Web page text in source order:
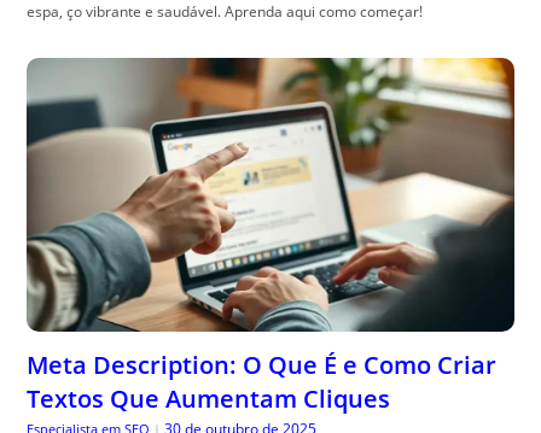
espa, ço vibrante e saudável. Aprenda aqui como começar!
Meta Description: O Que É e Como Criar
Textos Que Aumentam Cliques
Especialista em SEO | 30 de outubro de 2025